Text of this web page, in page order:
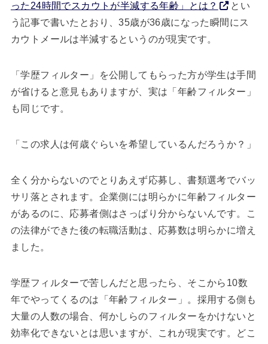
った24時間でスカウトが半減する年齢」とは？
とい
う記事で書いたとおり、35歳が36歳になった瞬間にス
カウトメールは半減するというのが現実です。
「学歴フィルター」を公開してもらった方が学生は手間
が省けると意見もありますが、実は「年齢フィルター」
も同じです。
「この求人は何歳ぐらいを希望しているんだろうか？」
全く分からないのでとりあえず応募し、書類選考でバッ
サリ落とされます。企業側には明らかに年齢フィルター
があるのに、応募者側はさっぱり分からないんです。こ
の法律ができた後の転職活動は、応募数は明らかに増え
ました。
学歴フィルターで苦しんだと思ったら、そこから10数
年でやってくるのは「年齢フィルター」。採用する側も
大量の人数の場合、何かしらのフィルターをかけないと
効率化できないとは思いますが、これが現実です。どこ